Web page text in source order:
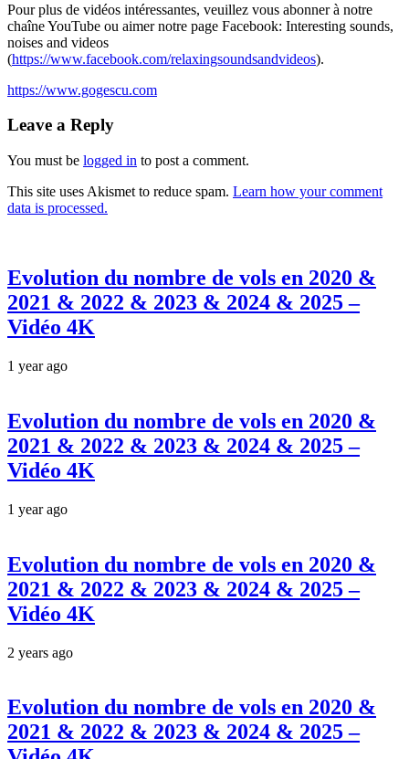
Pour plus de vidéos intéressantes, veuillez vous abonner à notre
chaîne YouTube ou aimer notre page Facebook: Interesting sounds,
noises and videos
(https://www.facebook.com/relaxingsoundsandvideos).
https://www.gogescu.com
Leave a Reply
You must be logged in to post a comment.
This site uses Akismet to reduce spam. Learn how your comment
data is processed.
Evolution du nombre de vols en 2020 &
2021 & 2022 & 2023 & 2024 & 2025 –
Vidéo 4K
1 year ago
Evolution du nombre de vols en 2020 &
2021 & 2022 & 2023 & 2024 & 2025 –
Vidéo 4K
1 year ago
Evolution du nombre de vols en 2020 &
2021 & 2022 & 2023 & 2024 & 2025 –
Vidéo 4K
2 years ago
Evolution du nombre de vols en 2020 &
2021 & 2022 & 2023 & 2024 & 2025 –